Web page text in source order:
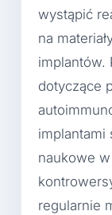
wystąpić
na
implantów.
dotyczące
implantami
naukowe
regularnie